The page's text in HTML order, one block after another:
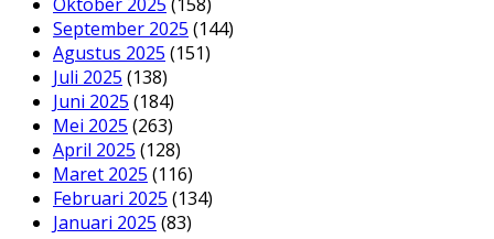
September 2025 (144)
Agustus 2025 (151)
Juli 2025 (138)
Juni 2025 (184)
Mei 2025 (263)
April 2025 (128)
Maret 2025 (116)
Februari 2025 (134)
Januari 2025 (83)